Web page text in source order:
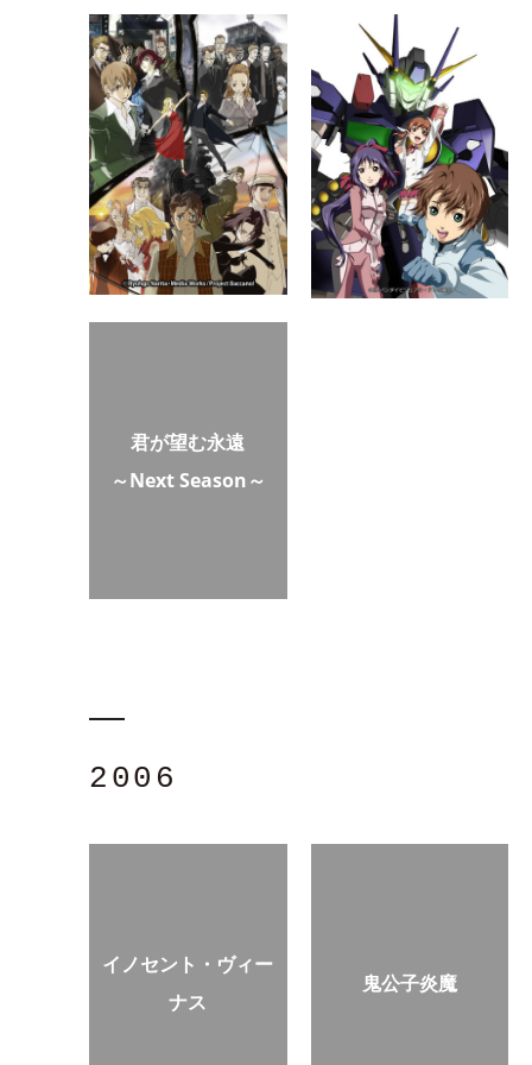
君が望む永遠
～Next Season～
2006
イノセント・ヴィー
ナス
鬼公子炎魔